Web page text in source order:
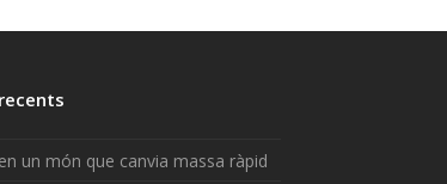
un món que canvia massa ràpid